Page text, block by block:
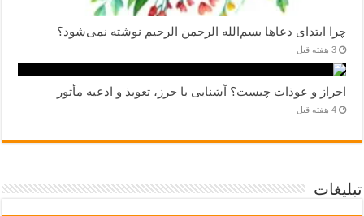
چرا ابتدای دعاها بسم‌الله الرحمن الرحیم نوشته نمی‌شود؟
3 هفته قبل
احراز و عوذات چیست؟ آشنایی با حرز، تعویذ و ادعیه مأثور
4 هفته قبل
تبلیغات